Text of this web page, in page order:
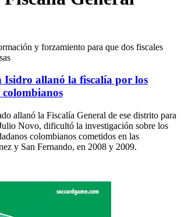
y forzamiento para que dos fiscales
Isidro allanó la fiscalía por los
colombianos
allanó la Fiscalía General de ese distrito para
Novo, dificultó la investigación sobre los
colombianos cometidos en las
y San Fernando, en 2008 y 2009.